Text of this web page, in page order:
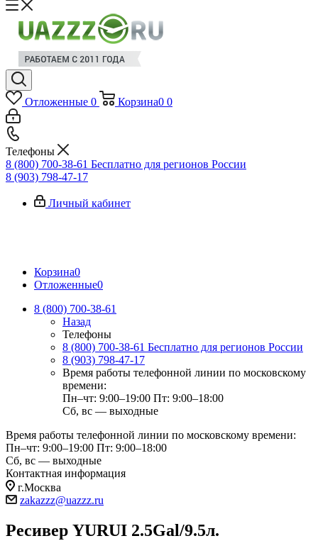
Отложенные 0 Корзина0 0
Телефоны
8 (800) 700-38-61 Бесплатно для регионов России
8 (903) 798-47-17
Личный кабинет
Корзина0
Отложенные0
8 (800) 700-38-61
Назад
Телефоны
8 (800) 700-38-61 Бесплатно для регионов России
8 (903) 798-47-17
Время работы телефонной линии по московскому
времени:
Пн–чт: 9:00–19:00 Пт: 9:00–18:00
Сб, вс — выходные
Время работы телефонной линии по московскому времени:
Пн–чт: 9:00–19:00 Пт: 9:00–18:00
Сб, вс — выходные
Контактная информация
г.Москва
zakazzz@uazzz.ru
Ресивер YURUI 2.5Gal/9.5л.